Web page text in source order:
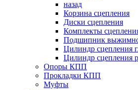
назад
Корзина сцепления
Диски сцепления
Комплекты
Подшипник
Цилиндр сцепления
Цилиндр сцепления
Опоры КПП
Прокладки КПП
Муфты